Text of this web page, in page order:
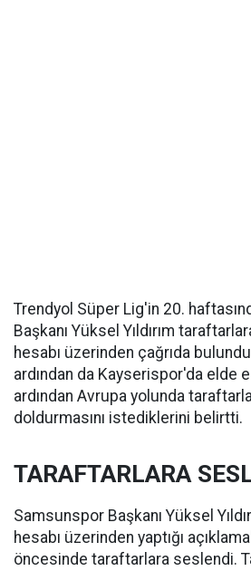
Trendyol Süper Lig'in 20.
Başkanı Yüksel Yıldırım
hesabı üzerinden çağrıda
ardından da Kayserispor'da elde
ardından Avrupa yolunda
doldurmasını istediklerini belirtti.
TARAFTARLARA
Samsunspor Başkanı Yüksel
hesabı üzerinden yaptığı
öncesinde taraftarlara seslendi.